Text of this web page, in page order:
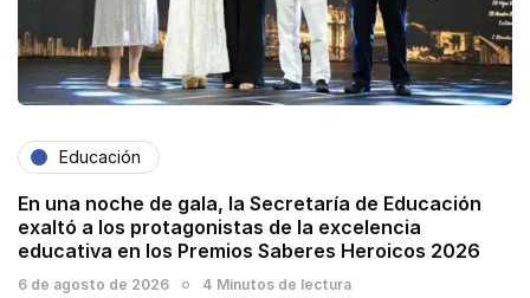
Educación
En una noche de gala, la Secretaría de Educación
exaltó a los protagonistas de la excelencia
educativa en los Premios Saberes Heroicos 2026
6 de agosto de 2026 4 Minutos de lectura